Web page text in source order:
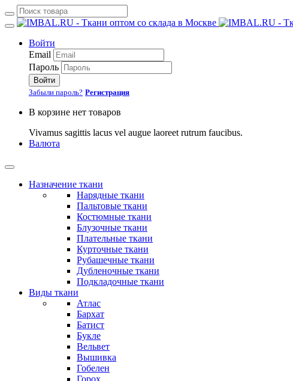
Войти
Email
Пароль
Войти
Забыли пароль? Регистрация
В корзине нет товаров
Vivamus sagittis lacus vel augue laoreet rutrum faucibus.
Валюта
Назначение ткани
Нарядные ткани
Пальтовые ткани
Костюмные ткани
Блузочные ткани
Плательные ткани
Курточные ткани
Рубашечные ткани
Дубленочные ткани
Подкладочные ткани
Виды ткани
Атлас
Бархат
Батист
Букле
Вельвет
Вышивка
Гобелен
Горох